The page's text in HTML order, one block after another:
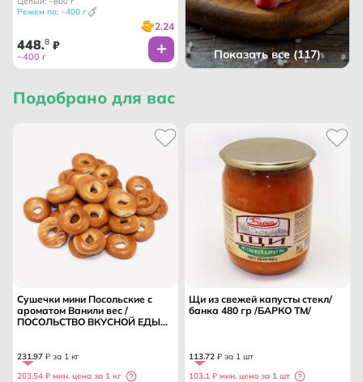
Режем по: ~400 г
2.24
448.8 ₽
~400 г Показать все (117)
Подобрано для вас
Сушечки мини Посольские с
ароматом Ванили вес /
ПОСОЛЬСТВО ВКУСНОЙ ЕДЫ
231.97 ₽ за 1 кг
203.54 ₽ мин. цена за 1 кг
Щи из свежей капусты стекл/
банка 480 гр /БАРКО ТМ/
113.72 ₽ за 1 шт
103.1 ₽ мин. цена за 1 шт